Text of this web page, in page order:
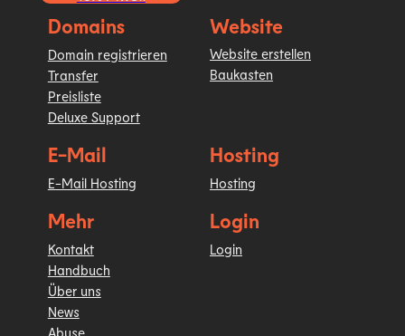
Domains
Domain registrieren
Transfer
Preisliste
Deluxe Support
Website
Website erstellen
Baukasten
E-Mail
E-Mail Hosting
Hosting
Hosting
Login
Login
Mehr
Kontakt
Handbuch
Über uns
News
Abuse